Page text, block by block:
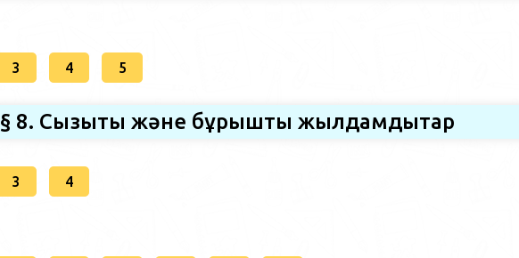
3 4 5
§ 8. Сызықтық және бұрыштық жылдамдықтар
3 4